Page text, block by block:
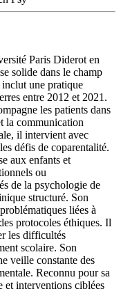
Paris Diderot en
solide dans le champ
une pratique
entre 2012 et 2021.
les patients dans
la communication
il intervient avec
défis de coparentalité.
aux enfants et
ou
de la psychologie de
structuré. Son
liées à
protocoles éthiques. Il
les difficultés
scolaire. Son
veille constante des
Reconnu pour sa
et interventions ciblées